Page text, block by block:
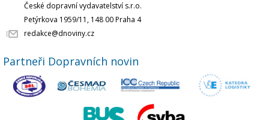
České dopravní vydavatelství s.r.o.
Petýrkova 1959/11, 148 00 Praha 4
redakce@dnoviny.cz
Partneři Dopravních novin